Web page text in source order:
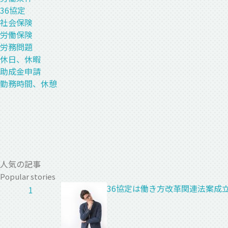
36協定
社会保険
労働保険
労務問題
休日、休暇
助成金申請
勤務時間、休憩
人気の記事
Popular stories
1 36協定は働き方改革関連法案成